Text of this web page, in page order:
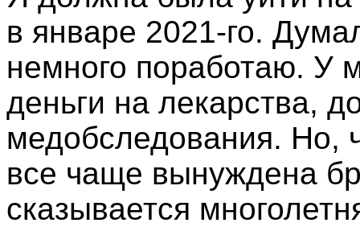
в январе 2021-го.
немного поработаю. У
деньги на лекарства,
медобследования. Но,
все чаще вынуждена
сказывается